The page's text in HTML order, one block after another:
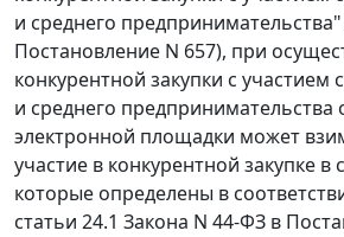
и среднего
Постановление N 657), при
конкурентной закупки с участием
и среднего предпринимательства
электронной площадки может
участие в конкурентной закупке в
которые определены в
статьи 24.1 Закона N 44-ФЗ в